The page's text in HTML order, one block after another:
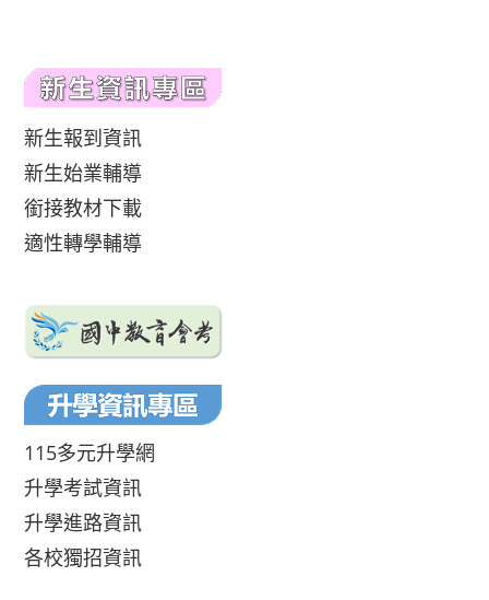
新生報到資訊
新生始業輔導
銜接教材下載
適性轉學輔導
115多元升學網
升學考試資訊
升學進路資訊
各校獨招資訊